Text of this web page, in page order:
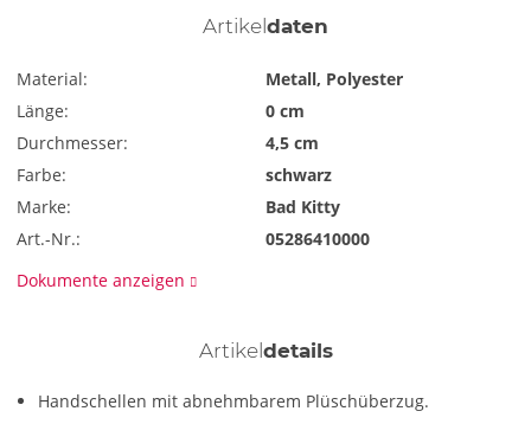
Artikel daten
Material:
Metall, Polyester
Länge:
0 cm
Durchmesser:
4,5 cm
Farbe:
schwarz
Marke:
Bad Kitty
Art.-Nr.:
05286410000
Dokumente anzeigen
Artikel details
Handschellen mit abnehmbarem Plüschüberzug.